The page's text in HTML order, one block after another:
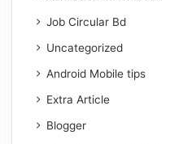
Job Circular Bd
Uncategorized
Android Mobile tips
Extra Article
Blogger